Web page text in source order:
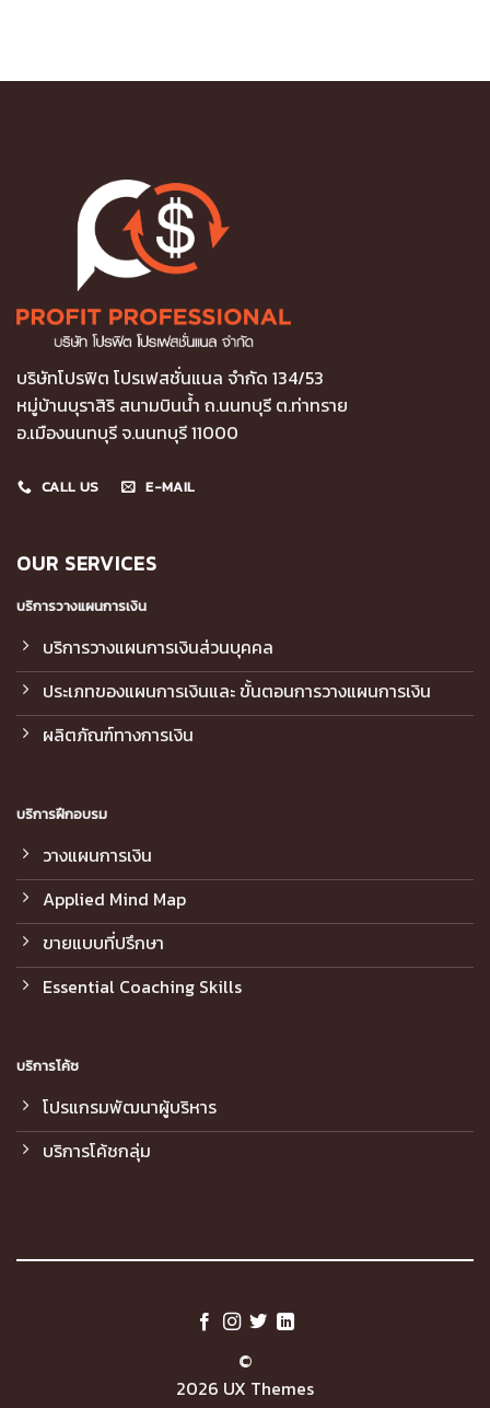
บริษัทโปรฟิต โปรเฟสชั่นแนล จำกัด 134/53
หมู่บ้านบุราสิริ สนามบินน้ำ ถ.นนทบุรี ต.ท่าทราย
อ.เมืองนนทบุรี จ.นนทบุรี 11000
CALL US E-MAIL
OUR SERVICES
บริการวางแผนการเงิน
บริการวางแผนการเงินส่วนบุคคล
ประเภทของแผนการเงินและ ขั้นตอนการวางแผนการเงิน
ผลิตภัณฑ์ทางการเงิน
บริการฝึกอบรม
วางแผนการเงิน
Applied Mind Map
ขายแบบที่ปรึกษา
Essential Coaching Skills
บริการโค้ช
โปรแกรมพัฒนาผู้บริหาร
บริการโค้ชกลุ่ม
©
2026 UX Themes